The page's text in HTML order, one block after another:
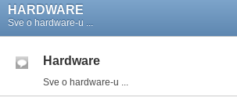
HARDWARE
Sve o hardware-u ...
Hardware
Sve o hardware-u ...